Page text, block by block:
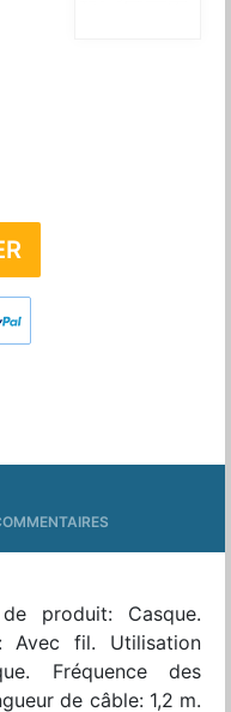
produit: Casque.
Avec fil. Utilisation
Fréquence des
de câble: 1,2 m.